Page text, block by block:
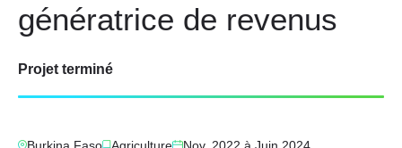
génératrice de revenus
Projet terminé